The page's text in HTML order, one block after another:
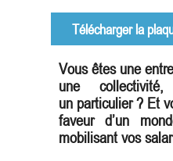
Télécharger la
Vous êtes une
une
un particulier ? Et
faveur d’un
mobilisant vos